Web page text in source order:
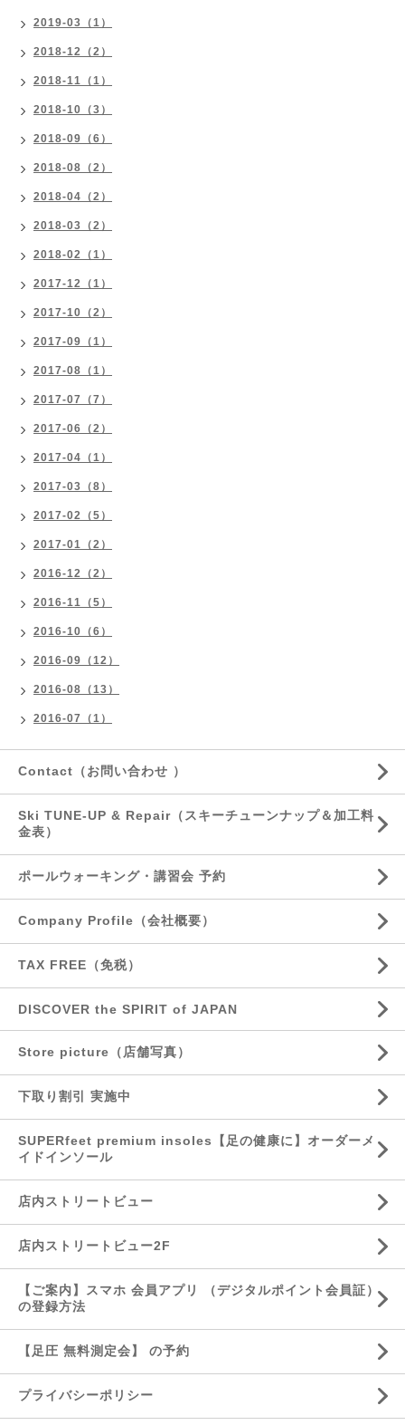
2019-03（1）
2018-12（2）
2018-11（1）
2018-10（3）
2018-09（6）
2018-08（2）
2018-04（2）
2018-03（2）
2018-02（1）
2017-12（1）
2017-10（2）
2017-09（1）
2017-08（1）
2017-07（7）
2017-06（2）
2017-04（1）
2017-03（8）
2017-02（5）
2017-01（2）
2016-12（2）
2016-11（5）
2016-10（6）
2016-09（12）
2016-08（13）
2016-07（1）
Contact（お問い合わせ ）
Ski TUNE-UP & Repair（スキーチューンナップ＆加工料
金表）
ポールウォーキング・講習会 予約
Company Profile（会社概要）
TAX FREE（免税）
DISCOVER the SPIRIT of JAPAN
Store picture（店舗写真）
下取り割引 実施中
SUPERfeet premium insoles【足の健康に】オーダーメ
イドインソール
店内ストリートビュー
店内ストリートビュー2F
【ご案内】スマホ 会員アプリ （デジタルポイント会員証）
の登録方法
【足圧 無料測定会】 の予約
プライバシーポリシー